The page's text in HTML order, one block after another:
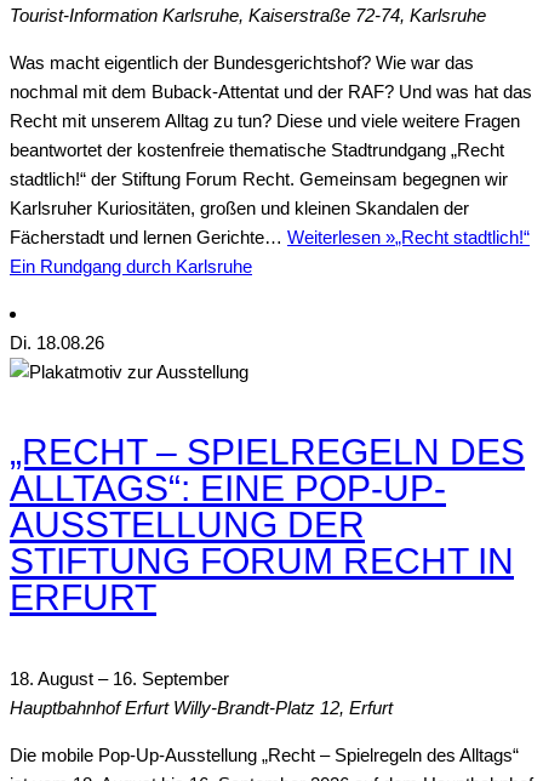
Tourist-Information Karlsruhe, Kaiserstraße 72-74, Karlsruhe
Was macht eigentlich der Bundesgerichtshof? Wie war das
nochmal mit dem Buback-Attentat und der RAF? Und was hat das
Recht mit unserem Alltag zu tun? Diese und viele weitere Fragen
beantwortet der kostenfreie thematische Stadtrundgang „Recht
stadtlich!“ der Stiftung Forum Recht. Gemeinsam begegnen wir
Karlsruher Kuriositäten, großen und kleinen Skandalen der
Fächerstadt und lernen Gerichte… Weiterlesen »„Recht stadtlich!“
Ein Rundgang durch Karlsruhe
Di. 18.08.26
„RECHT – SPIELREGELN DES
ALLTAGS“: EINE POP-UP-
AUSSTELLUNG DER
STIFTUNG FORUM RECHT IN
ERFURT
18. August – 16. September
Hauptbahnhof Erfurt Willy-Brandt-Platz 12, Erfurt
Die mobile Pop-Up-Ausstellung „Recht – Spielregeln des Alltags“